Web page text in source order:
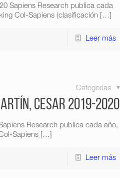
Sapiens Research publica cada
Col-Sapiens (clasificación[…]
Leer más
Categorias
Cesar 2019-2020
Research publica cada año,
Sapiens[…]
Leer más